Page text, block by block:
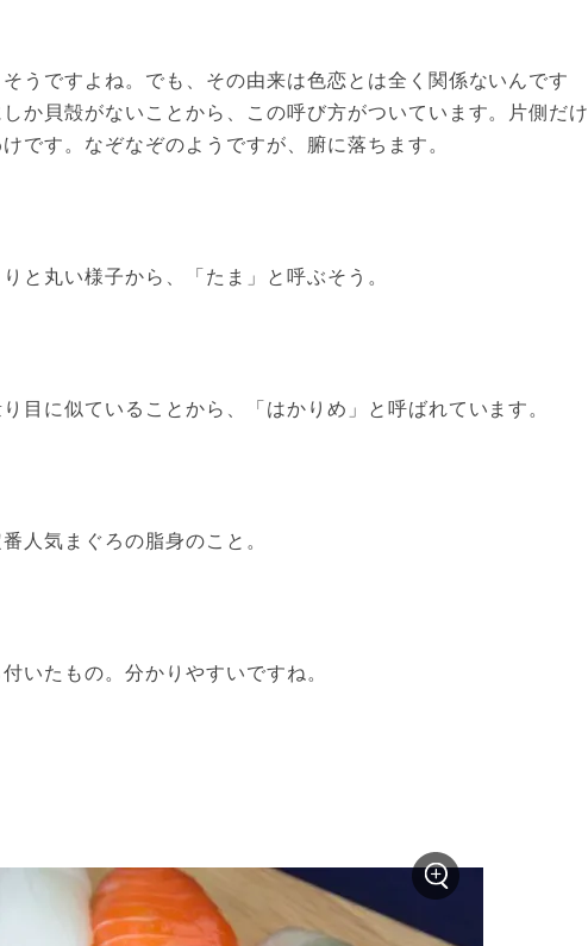
うですよね。でも、その由来は色恋とは全く関係ないんです
か貝殻がないことから、この呼び方がついています。片側だけ
です。なぞなぞのようですが、腑に落ちます。
と丸い様子から、「たま」と呼ぶそう。
目に似ていることから、「はかりめ」と呼ばれています。
人気まぐろの脂身のこと。
いたもの。分かりやすいですね。